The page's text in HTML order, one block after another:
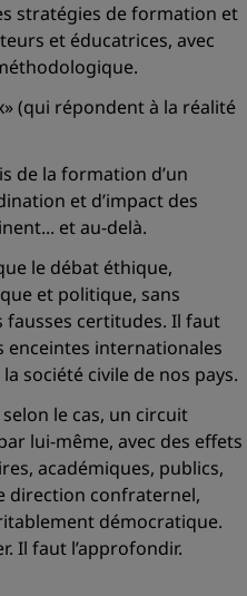
stratégies de formation et
et éducatrices, avec
(qui répondent à la réalité
de la formation d’un
et d’impact des
et au-delà.
le débat éthique,
et politique, sans
fausses certitudes. Il faut
enceintes internationales
société civile de nos pays.
le cas, un circuit
lui-même, avec des effets
académiques, publics,
direction confraternel,
démocratique.
Il faut l’approfondir.